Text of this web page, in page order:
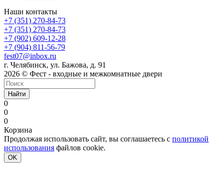
Наши контакты
+7 (351) 270-84-73
+7 (351) 270-84-73
+7 (902) 609-12-28
+7 (904) 811-56-79
fest07@inbox.ru
г. Челябинск, ул. Бажова, д. 91
2026 © Фест - входные и межкомнатные двери
Найти
0
0
0
Корзина
Продолжая использовать сайт, вы соглашаетесь с политикой
использования файлов cookie.
OK